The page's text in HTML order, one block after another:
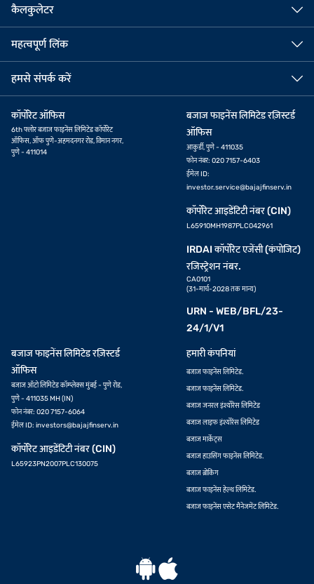
कैलकुलेटर
महत्वपूर्ण लिंक
हमसे संपर्क करें
कॉर्पोरेट ऑफिस
6th फ्लोर बजाज फाइनेंस लिमिटेड कॉर्पोरेट
ऑफिस, ऑफ पुणे-अहमदनगर रोड, विमान नगर,
पुणे - 411014
बजाज फाइनेंस लिमिटेड रज़िस्टर्ड
ऑफिस
आकुर्डी, पुणे - 411035
फोन नंबर: 020 7157-6403
ईमेल ID:
investor.service@bajajfinserv.in
कॉर्पोरेट आइडेंटिटी नंबर (CIN)
L65910MH1987PLC042961
IRDAI कॉर्पोरेट एजेंसी (कंपोजिट)
रजिस्ट्रेशन नंबर.
CA0101
(31-मार्च-2028 तक मान्य)
URN - WEB/BFL/23-
24/1/V1
बजाज फाइनेंस लिमिटेड रज़िस्टर्ड
ऑफिस
बजाज ऑटो लिमिटेड कॉम्प्लेक्स मुंबई - पुणे रोड,
पुणे - 411035 MH (IN)
फोन नंबर: 020 7157-6064
ईमेल ID: investors@bajajfinserv.in
कॉर्पोरेट आइडेंटिटी नंबर (CIN)
L65923PN2007PLC130075
हमारी कंपनियां
बजाज फाइनेंस लिमिटेड.
बजाज फाइनेंस लिमिटेड.
बजाज जनरल इंश्योरेंस लिमिटेड
बजाज लाइफ इंश्योरेंस लिमिटेड
बजाज मार्केट्स
बजाज हाउसिंग फाइनेंस लिमिटेड.
बजाज ब्रोकिंग
बजाज फाइनेंस हेल्थ लिमिटेड.
बजाज फाइनेंस एसेट मैनेजमेंट लिमिटेड.